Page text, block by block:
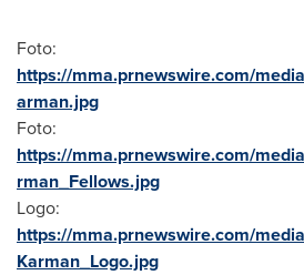
Foto:
https://mma.prnewswire.com/
arman.jpg
Foto:
https://mma.prnewswire.com/
rman_Fellows.jpg
Logo:
https://mma.prnewswire.com/
Karman_Logo.jpg